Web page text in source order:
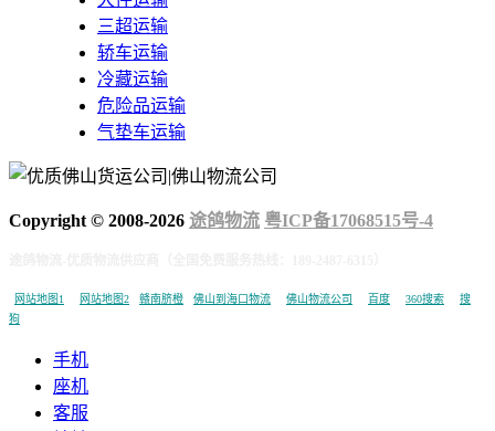
三超运输
轿车运输
冷藏运输
危险品运输
气垫车运输
Copyright © 2008-2026 途鸽物流 粤ICP备17068515号-4
网站地图1 网站地图2 赣南脐橙 佛山到海口物流 佛山物流公司 百度 360搜索
搜
狗
手机
座机
客服